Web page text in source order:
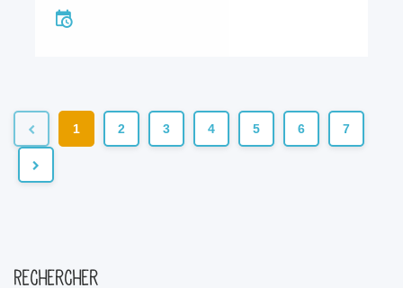
1 2 3 4 5 6 7
Rechercher